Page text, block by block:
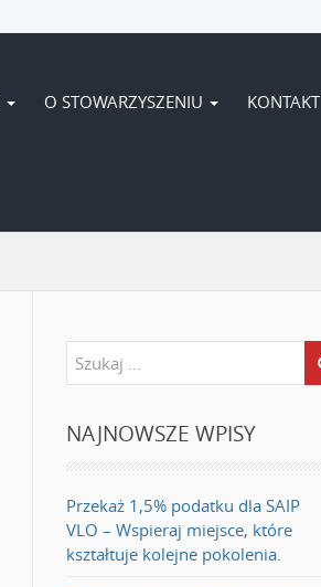
O STOWARZYSZENIU KONTAKT
NAJNOWSZE WPISY
Przekaż 1,5% podatku dla SAIP
VLO – Wspieraj miejsce, które
kształtuje kolejne pokolenia.